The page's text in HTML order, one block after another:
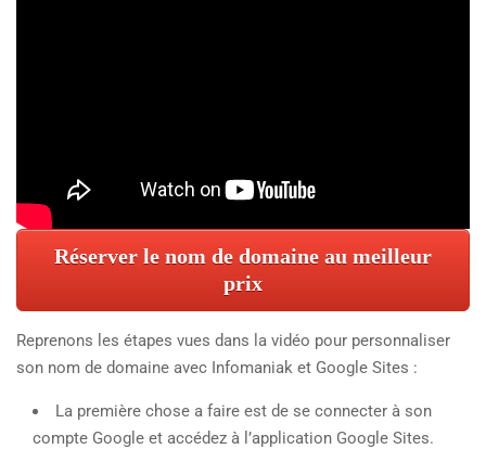
Réserver le nom de domaine au meilleur
prix
Reprenons les étapes vues dans la vidéo pour personnaliser
son nom de domaine avec Infomaniak et Google Sites :
La première chose a faire est de se connecter à son
compte Google et accédez à l’application Google Sites.